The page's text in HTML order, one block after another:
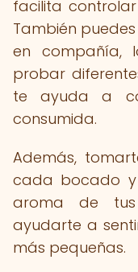
facilita
También
en compañía,
probar
te ayuda a
consumida.
Además,
cada bocado
aroma de tus
ayudarte a
más pequeñas.